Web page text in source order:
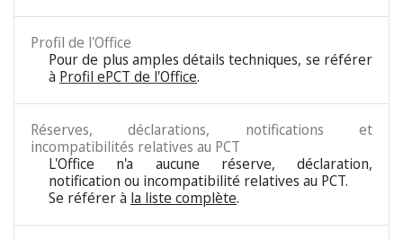
Profil de l'Office
Pour de plus amples détails techniques, se référer
à Profil ePCT de l'Office.
Réserves, déclarations, notifications et
incompatibilités relatives au PCT
L'Office n'a aucune réserve, déclaration,
notification ou incompatibilité relatives au PCT.
Se référer à la liste complète.